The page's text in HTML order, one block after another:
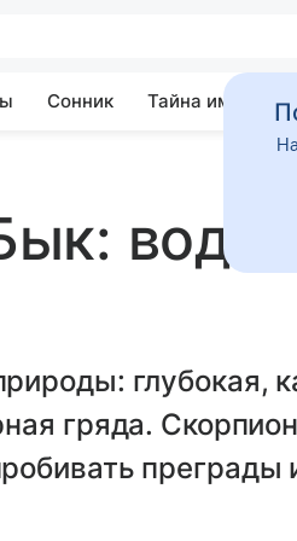
Сонник Тайна имени
вода
глубокая,
гряда.